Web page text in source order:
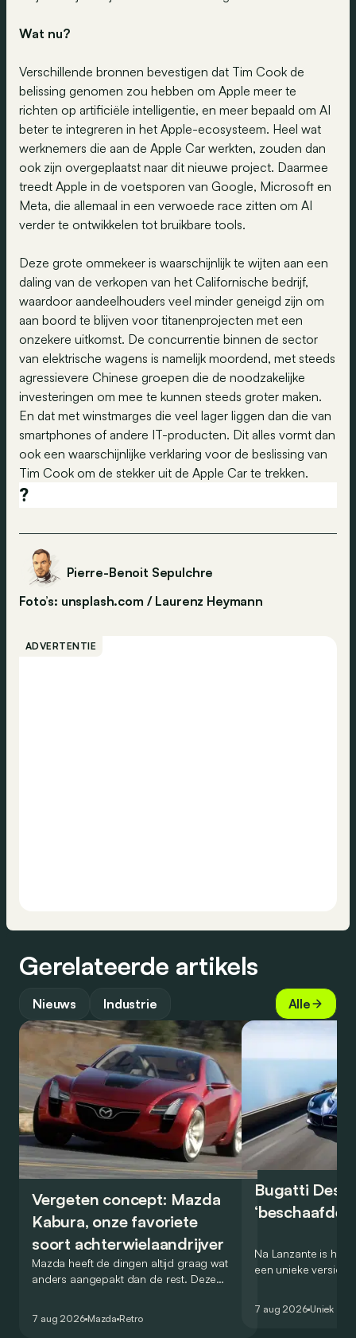
Wat nu?
Verschillende bronnen bevestigen dat Tim Cook de
belissing genomen zou hebben om Apple meer te
richten op artificiële intelligentie, en meer bepaald om AI
beter te integreren in het Apple-ecosysteem. Heel wat
werknemers die aan de Apple Car werkten, zouden dan
ook zijn overgeplaatst naar dit nieuwe project. Daarmee
treedt Apple in de voetsporen van Google, Microsoft en
Meta, die allemaal in een verwoede race zitten om AI
verder te ontwikkelen tot bruikbare tools.
Deze grote ommekeer is waarschijnlijk te wijten aan een
daling van de verkopen van het Californische bedrijf,
waardoor aandeelhouders veel minder geneigd zijn om
aan boord te blijven voor titanenprojecten met een
onzekere uitkomst. De concurrentie binnen de sector
van elektrische wagens is namelijk moordend, met steeds
agressievere Chinese groepen die de noodzakelijke
investeringen om mee te kunnen steeds groter maken.
En dat met winstmarges die veel lager liggen dan die van
smartphones of andere IT-producten. Dit alles vormt dan
ook een waarschijnlijke verklaring voor de beslissing van
Tim Cook om de stekker uit de Apple Car te trekken.
?
Pierre-Benoit Sepulchre
Foto’s: unsplash.com / Laurenz Heymann
ADVERTENTIE
Gerelateerde artikels
Nieuws Industrie Alle
Vergeten concept: Mazda
Kabura, onze favoriete
soort achterwielaandrijver
Mazda heeft de dingen altijd graag wat
anders aangepakt dan de rest. Deze
7 aug 2026 Mazda Retro
Bugatti
‘beschaafde’
Na Lanzante is het
een unieke versie
7 aug 2026 Uniek